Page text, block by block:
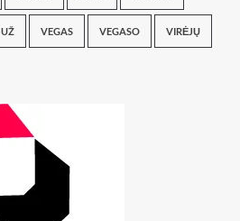
UŽ VEGAS VEGASO VIRĖJŲ